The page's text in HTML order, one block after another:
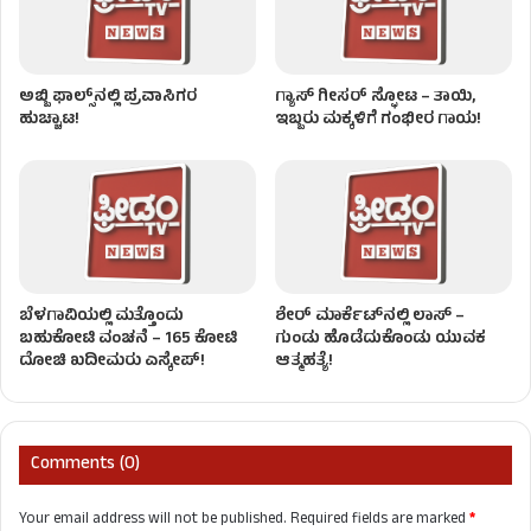
ಅಬ್ಬಿ ಫಾಲ್ಸ್​ನಲ್ಲಿ ಪ್ರವಾಸಿಗರ
ಹುಚ್ಚಾಟ!
ಗ್ಯಾಸ್ ಗೀಸರ್​​ ಸ್ಫೋಟ – ತಾಯಿ,
ಇಬ್ಬರು ಮಕ್ಕಳಿಗೆ ಗಂಭೀರ ಗಾಯ!
ಬೆಳಗಾವಿಯಲ್ಲಿ ಮತ್ತೊಂದು
ಬಹುಕೋಟಿ ವಂಚನೆ – 165 ಕೋಟಿ
ದೋಚಿ ಖದೀಮರು ಎಸ್ಕೇಪ್!
ಶೇರ್ ಮಾರ್ಕೆಟ್​ನಲ್ಲಿ ಲಾಸ್ –
ಗುಂಡು ಹೊಡೆದುಕೊಂಡು ಯುವಕ
ಆತ್ಮಹತ್ಯೆ!
Comments (0)
Your email address will not be published.Required fields are marked*